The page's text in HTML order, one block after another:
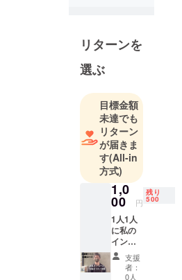
ドファン
ディング、
是非お力を
れば幸いで
す。
よければま
ずは
Instagramア
カウントを
見ていただ
きたいで
宜しくお願
い致しま
す！
リターンを
選ぶ
目標金額
未達でも
リターン
が届きま
す(All-in
方式)
1,0
00 円
残り
500
1人1人
に私の
インス
タグラ
ムアカ
ウント
支援
者：
0人